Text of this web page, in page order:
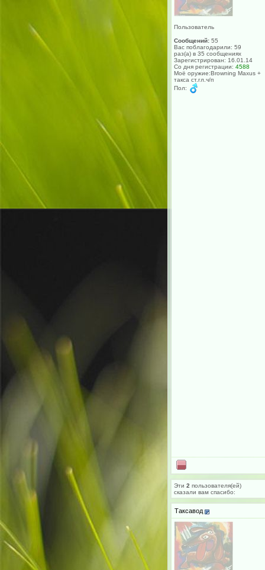
Пользователь
Сообщений: 55
Вас поблагодарили: 59
раз(а) в 35 сообщениях
Зарегистрирован: 16.01.14
Со дня регистрации: 4588
Моё оружие:Browning Maxus +
такса ст.гл.ч/п
Пол:
Эти 2 пользователя(ей)
сказали вам cпасибо:
Таксавод